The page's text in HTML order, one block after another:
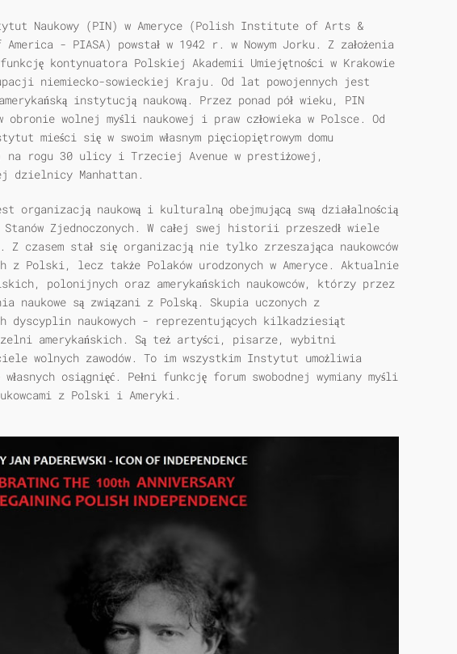
Naukowy (PIN) w Ameryce (Polish Institute of Arts &
- PIASA) powstał w 1942 r. w Nowym Jorku. Z założenia
funkcję kontynuatora Polskiej Akademii Umiejętności w Krakowie
niemiecko-sowieckiej Kraju. Od lat powojennych jest
instytucją naukową. Przez ponad pół wieku, PIN
w obronie wolnej myśli naukowej i praw człowieka w Polsce. Od
mieści się w swoim własnym pięciopiętrowym domu
na rogu 30 ulicy i Trzeciej Avenue w prestiżowej,
dzielnicy Manhattan.
organizacją naukową i kulturalną obejmującą swą działalnością
Stanów Zjednoczonych. W całej swej historii przeszedł wiele
Z czasem stał się organizacją nie tylko zrzeszająca naukowców
z Polski, lecz także Polaków urodzonych w Ameryce. Aktualnie
polonijnych oraz amerykańskich naukowców, którzy przez
naukowe są związani z Polską. Skupia uczonych z
dyscyplin naukowych - reprezentujących kilkadziesiąt
amerykańskich. Są też artyści, pisarze, wybitni
wolnych zawodów. To im wszystkim Instytut umożliwia
osiągnięć. Pełni funkcję forum swobodnej wymiany myśli
z Polski i Ameryki.